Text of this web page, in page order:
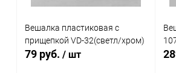
Вешалка пластиковая с
прищепкой VD-32(светл/хром)
79 руб. / шт